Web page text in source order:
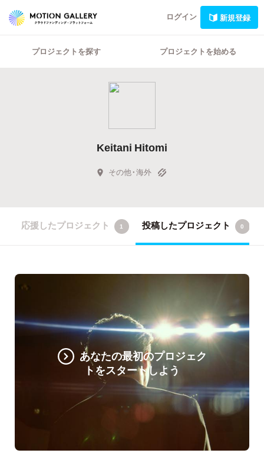
ログイン 新規登録
プロジェクトを探す プロジェクトを始める
Keitani Hitomi
その他・海外
応援したプロジェクト 1 投稿したプロジェクト 0
あなたの最初のプロジェク
トをスタートしよう